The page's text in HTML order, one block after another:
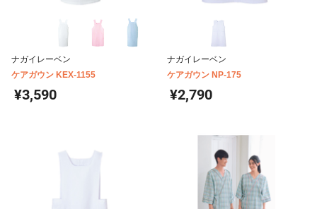
ナガイレーベン
ケアガウン KEX-1155
¥3,590
ナガイレーベン
ケアガウン NP-175
¥2,790